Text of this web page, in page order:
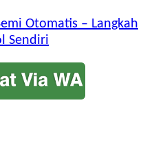
Otomatis – Langkah
Sendiri